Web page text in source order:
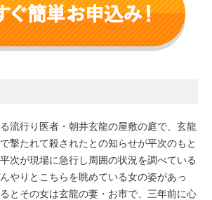
流行り医者・朝井玄龍の屋敷の庭で、玄龍
撃たれて殺されたとの知らせが平次のもと
次が現場に急行し周囲の状況を調べている
やりとこちらを眺めている女の姿があっ
とその女は玄龍の妻・お市で、三年前に心